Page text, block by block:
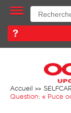
Accueil
Question: « Puce